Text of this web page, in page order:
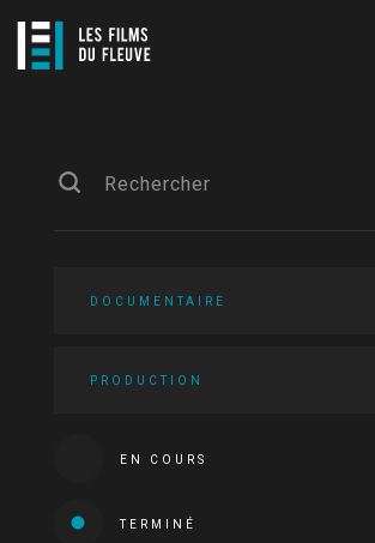
DOCUMENTAIRE
PRODUCTION
EN COURS
TERMINÉ